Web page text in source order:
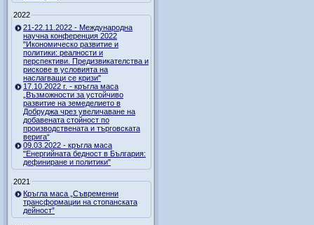
2022
21-22.11.2022 - Международна
научна конференция 2022
"Икономическо развитие и
политики: реалности и
перспективи. Предизвикателства и
рискове в условията на
наслагващи се кризи"
17.10.2022 г. - кръгла маса
„Възможности за устойчиво
развитие на земеделието в
Добруджа чрез увеличаване на
добавената стойност по
производствената и търговската
верига“
09.03.2022 - кръгла маса
"Енергийната бедност в България:
дефиниране и политики"
2021
Кръгла маса „Съвременни
трансформации на стопанската
дейност”